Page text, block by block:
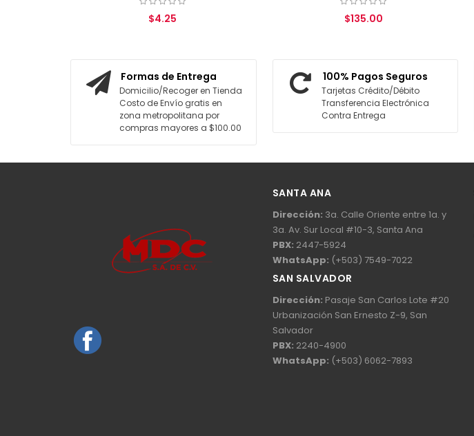
Formas de Entrega
Domicilio/Recoger en Tienda
Costo de Envío gratis en
zona metropolitana por
compras mayores a $100.00
100% Pagos Seguros
Tarjetas Crédito/Débito
Transferencia Electrónica
Contra Entrega
SANTA ANA
Dirección: 3a. Calle Oriente entre 1a. y
3a. Av. Sur Local #10-3, Santa Ana
PBX: 2447-5924
WhatsApp: (+503) 7549-7022
SAN SALVADOR
Dirección: Pasaje San Carlos Lote #20
Urbanización San Ernesto Z-9, San
Salvador
PBX: 2240-4900
WhatsApp: (+503) 6062-7893